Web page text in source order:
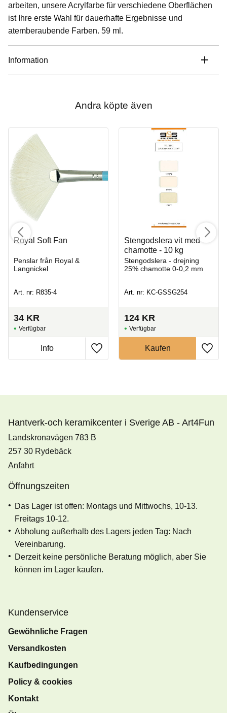
arbeiten, unsere Acrylfarbe für verschiedene Oberflächen
ist Ihre erste Wahl für dauerhafte Ergebnisse und
atemberaubende Farben. 59 ml.
Information
Andra köpte även
Royal Soft Fan
Penslar från Royal &
Langnickel
Art. nr: R835-4
34 KR
Stengodslera vit med
chamotte - 10 kg
Stengodslera - drejning
25% chamotte 0-0,2 mm
Art. nr: KC-GSSG254
124 KR
Hantverk-och keramikcenter i Sverige AB - Art4Fun
Landskronavägen 783 B
257 30 Rydebäck
Anfahrt
Öffnungszeiten
Das Lager ist offen: Montags und Mittwochs, 10-13.
Freitags 10-12.
Abholung außerhalb des Lagers jeden Tag: Nach
Vereinbarung.
Derzeit keine persönliche Beratung möglich, aber Sie
können im Lager kaufen.
Kundenservice
Gewöhnliche Fragen
Versandkosten
Kaufbedingungen
Policy & cookies
Kontakt